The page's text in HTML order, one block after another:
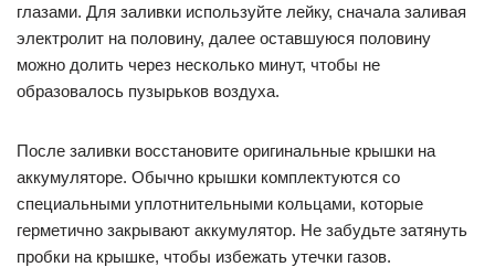
глазами. Для заливки используйте лейку, сначала заливая
электролит на половину, далее оставшуюся половину
можно долить через несколько минут, чтобы не
образовалось пузырьков воздуха.
После заливки восстановите оригинальные крышки на
аккумуляторе. Обычно крышки комплектуются со
специальными уплотнительными кольцами, которые
герметично закрывают аккумулятор. Не забудьте затянуть
пробки на крышке, чтобы избежать утечки газов.